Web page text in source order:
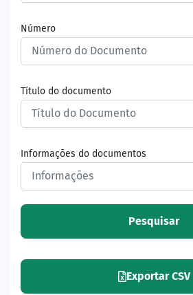
Número
Título do documento
Informações do documentos
Pesquisar
Exportar CSV